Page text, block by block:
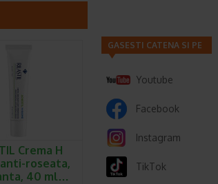
Crema H
anti-roseata,
40 ml…
GASESTI CATENA SI PE
Youtube
Facebook
Instagram
TikTok